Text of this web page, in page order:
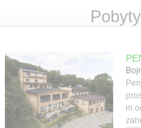
Autobusové zájezdy
Skupiny a konference
Před cestou
m